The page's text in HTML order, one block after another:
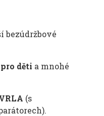
bezúdržbové
děti a mnohé
(s